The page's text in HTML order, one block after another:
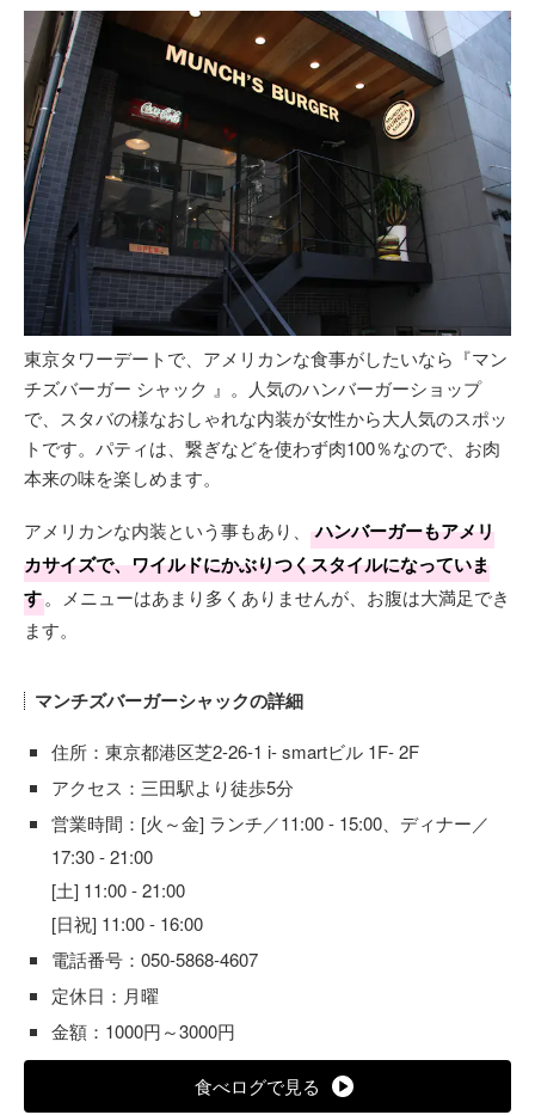
東京タワーデートで、アメリカンな食事がしたいなら『マン
チズバーガー シャック 』。人気のハンバーガーショップ
で、スタバの様なおしゃれな内装が女性から大人気のスポッ
トです。パティは、繋ぎなどを使わず肉100％なので、お肉
本来の味を楽しめます。
アメリカンな内装という事もあり、
ハンバーガーもアメリ
カサイズで、ワイルドにかぶりつくスタイルになっていま
す。メニューはあまり多くありませんが、お腹は大満足でき
ます。
マンチズバーガーシャックの詳細
住所：東京都港区芝2-26-1 i- smartビル 1F- 2F
アクセス：三田駅より徒歩5分
営業時間：[火～金] ランチ／11:00 - 15:00、ディナー／
17:30 - 21:00
[土] 11:00 - 21:00
[日祝] 11:00 - 16:00
電話番号：050-5868-4607
定休日：月曜
金額：1000円～3000円
食べログで見る